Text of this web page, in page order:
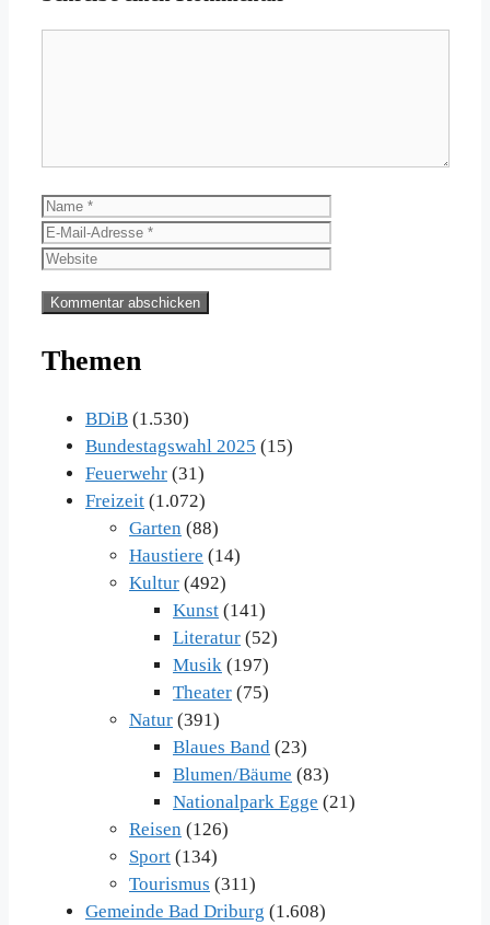
Name
Themen
BDiB (1.530)
Bundestagswahl 2025 (15)
Feuerwehr (31)
Freizeit (1.072)
Garten (88)
Haustiere (14)
Kultur (492)
Kunst (141)
Literatur (52)
Musik (197)
Theater (75)
Natur (391)
Blaues Band (23)
Blumen/Bäume (83)
Nationalpark Egge (21)
Reisen (126)
Sport (134)
Tourismus (311)
Gemeinde Bad Driburg (1.608)